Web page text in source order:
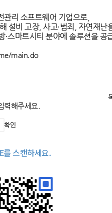
리 소프트웨어 기업으로,
설비 고장, 사고·범죄, 자연재난
·스마트시티 분야에 솔루션을 공
main.do
력해주세요.
확인
를 스캔하세요.